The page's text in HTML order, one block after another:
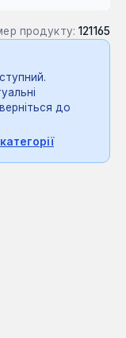
продукту: 121165
до